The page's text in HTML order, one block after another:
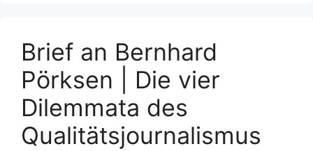
Brief an Bernhard
Pörksen | Die vier
Dilemmata des
Qualitätsjournalismus